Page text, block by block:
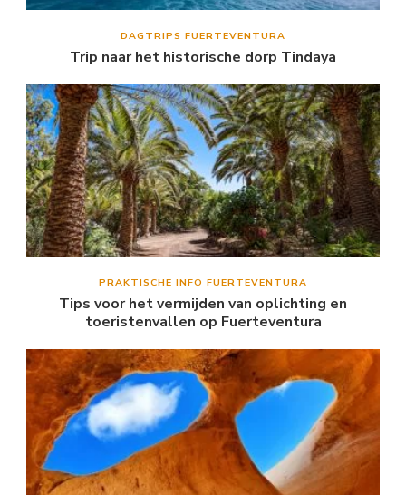
DAGTRIPS FUERTEVENTURA
Trip naar het historische dorp Tindaya
PRAKTISCHE INFO FUERTEVENTURA
Tips voor het vermijden van oplichting en
toeristenvallen op Fuerteventura